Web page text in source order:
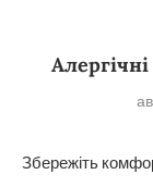
Збережіть